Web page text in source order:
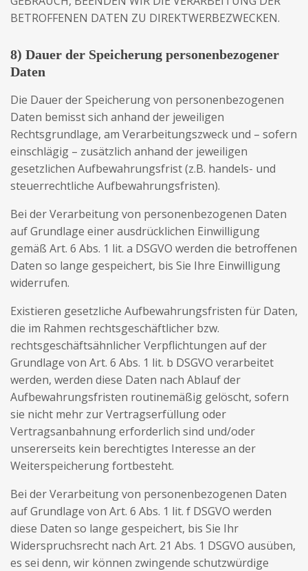
BETROFFENEN DATEN ZU DIREKTWERBEZWECKEN.
8) Dauer der Speicherung personenbezogener
Daten
Die Dauer der Speicherung von personenbezogenen
Daten bemisst sich anhand der jeweiligen
Rechtsgrundlage, am Verarbeitungszweck und – sofern
einschlägig – zusätzlich anhand der jeweiligen
gesetzlichen Aufbewahrungsfrist (z.B. handels- und
steuerrechtliche Aufbewahrungsfristen).
Bei der Verarbeitung von personenbezogenen Daten
auf Grundlage einer ausdrücklichen Einwilligung
gemäß Art. 6 Abs. 1 lit. a DSGVO werden die betroffenen
Daten so lange gespeichert, bis Sie Ihre Einwilligung
widerrufen.
Existieren gesetzliche Aufbewahrungsfristen für Daten,
die im Rahmen rechtsgeschäftlicher bzw.
rechtsgeschäftsähnlicher Verpflichtungen auf der
Grundlage von Art. 6 Abs. 1 lit. b DSGVO verarbeitet
werden, werden diese Daten nach Ablauf der
Aufbewahrungsfristen routinemäßig gelöscht, sofern
sie nicht mehr zur Vertragserfüllung oder
Vertragsanbahnung erforderlich sind und/oder
unsererseits kein berechtigtes Interesse an der
Weiterspeicherung fortbesteht.
Bei der Verarbeitung von personenbezogenen Daten
auf Grundlage von Art. 6 Abs. 1 lit. f DSGVO werden
diese Daten so lange gespeichert, bis Sie Ihr
Widerspruchsrecht nach Art. 21 Abs. 1 DSGVO ausüben,
es sei denn, wir können zwingende schutzwürdige